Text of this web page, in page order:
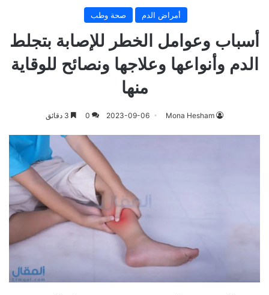
أمراض الدم صحة وطب
أسباب وعوامل الخطر للإصابة بتجلط
الدم وأنواعها وعلاجها ونصائح للوقاية
منها
Mona Hesham
2023-09-06
0